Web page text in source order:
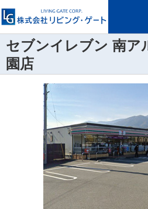
セブンイレブン 南ア
園店